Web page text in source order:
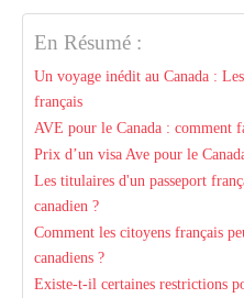
En Résumé :
Un voyage inédit au Canada :
français
AVE pour le Canada : comment
Prix d’un visa Ave pour le
Les titulaires d'un passeport
canadien ?
Comment les citoyens français
canadiens ?
Existe-t-il certaines restrictions